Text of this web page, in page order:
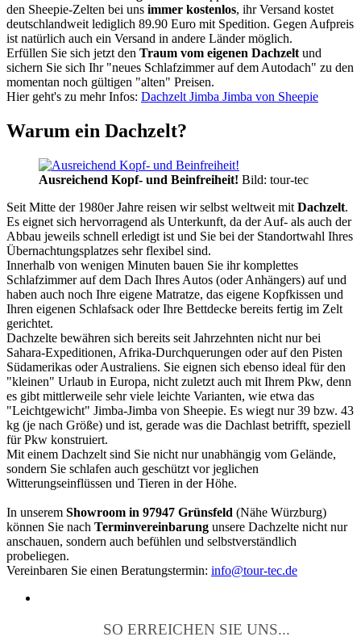
den Sheepie-Zelten bei uns immer kostenlos, ihr Versand kostet
deutschlandweit lediglich 89.90 Euro mit Spedition. Gegen Aufpreis
ist natürlich auch ein Versand in andere Länder möglich.
Erfüllen Sie sich jetzt den Traum vom eigenen Dachzelt und
sichern Sie sich Ihr "neues Schlafzimmer auf dem Autodach" zu den
momentan noch gültigen "alten" Preisen.
Hier geht's zu mehr Infos: Dachzelt Jimba Jimba von Sheepie
Warum ein Dachzelt?
Ausreichend Kopf- und Beinfreiheit! Bild: tour-tec
Seit Mitte der 1980er Jahre reisen wir selbst weltweit mit Dachzelt.
Es eignet sich hervorragend als Unterkunft, da der Auf- als auch der
Abbau jeweils schnell erledigt ist und Sie bei der Standortwahl Ihres
Übernachtungsplatzes sehr flexibel sind.
Innerhalb von wenigen Minuten bauen Sie ihr komplettes
Schlafzimmer auf dem Dach Ihres Autos (oder Anhängers) auf und
haben auch noch Ihre eigene Matratze, das eigene Kopfkissen und
Ihren eigenen Schlafsack oder Ihre Bettdecke bereits fertig im Zelt
gerichtet.
Dachzelte bewähren sich bereits seit Jahrzehnten nicht nur bei
Sahara-Expeditionen, Afrika-Durchquerungen oder auf den Pisten
Südamerikas oder Australiens. Sie eignen sich ebenso ideal für den
"kleinen" Urlaub in Europa, nicht zuletzt auch mit Ihrem Pkw, denn
es gibt mittlerweile sehr viele leichte Varianten, wie etwa das
"Leichtgewicht" Jimba-Jimba von Sheepie. Es wiegt nur 39 bzw. 43
kg (je nach Größe) und ist, gerade was die Dachlast betrifft, speziell
für Pkw konstruiert.
Mit einem Dachzelt sind Sie nicht nur unabhängig vom Gelände,
sondern Sie schlafen auch geschützt vor jeglichen
Witterungseinflüssen und Tieren in der Höhe.
In unserem Showroom in 97947 Grünsfeld (Nähe Würzburg)
können Sie nach Terminvereinbarung unsere Dachzelte nicht nur
anschauen, sondern auch befühlen und selbstverständlich
probeliegen.
Vereinbaren Sie einen Beratungstermin: info@tour-tec.de
SO ERREICHEN SIE UNS...